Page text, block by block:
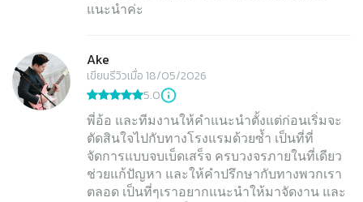
แนะนำค่ะ
Ake
เขียนรีวิวเมื่อ 18/05/2026
5.0
พี่อ้อ และทีมงานให้คำแนะนำตั้งแต่ก่อนเริ่มจะ
ตัดสินใจไปกับทางโรงแรมด้วยซ้ำ เป็นที่ที่
จัดการแบบจบเบ็ดเสร็จ ครบวงจรภายในที่เดียว
ช่วยแก้ปัญหา และให้คำปรึกษากับทางพวกเรา
ตลอด เป็นที่ๆเราอยากแนะนำให้มาจัดงาน และ